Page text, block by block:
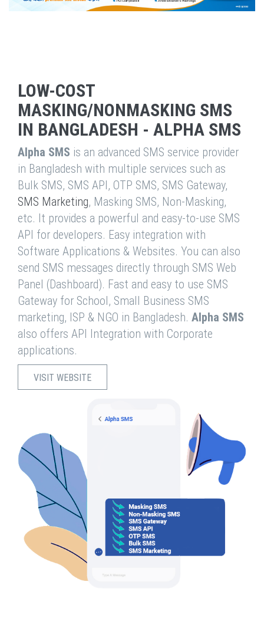
LOW-COST
MASKING/NONMASKING SMS
IN BANGLADESH - ALPHA SMS
Alpha SMS is an advanced SMS service provider
in Bangladesh with multiple services such as
Bulk SMS, SMS API, OTP SMS, SMS Gateway,
SMS Marketing, Masking SMS, Non-Masking,
etc. It provides a powerful and easy-to-use SMS
API for developers. Easy integration with
Software Applications & Websites. You can also
send SMS messages directly through SMS Web
Panel (Dashboard). Fast and easy to use SMS
Gateway for School, Small Business SMS
marketing, ISP & NGO in Bangladesh. Alpha SMS
also offers API Integration with Corporate
applications.
VISIT WEBSITE